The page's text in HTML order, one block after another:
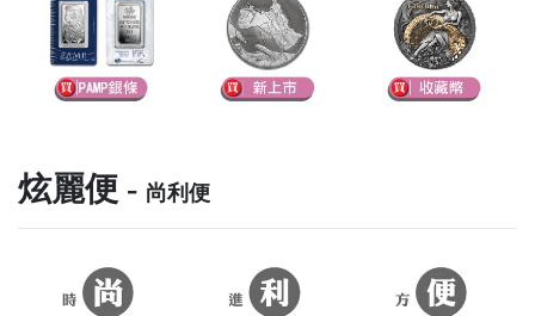
炫麗便 - 尚利便